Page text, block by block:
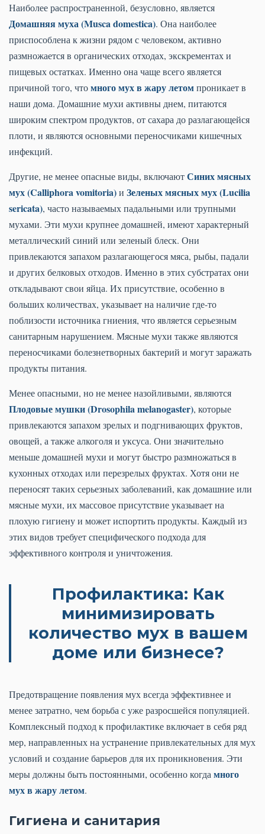
Наиболее распространенной, безусловно, является
Домашняя муха (Musca domestica). Она наиболее
приспособлена к жизни рядом с человеком, активно
размножается в органических отходах, экскрементах и
пищевых остатках. Именно она чаще всего является
причиной того, чтомного мух в жару летомпроникает в
наши дома. Домашние мухи активны днем, питаются
широким спектром продуктов, от сахара до разлагающейся
плоти, и являются основными переносчиками кишечных
инфекций.
Другие, не менее опасные виды, включаютСиних мясных
мух (Calliphora vomitoria)и Зеленых мясных мух (Lucilia
sericata), часто называемых падальными или трупными
мухами. Эти мухи крупнее домашней, имеют характерный
металлический синий или зеленый блеск. Они
привлекаются запахом разлагающегося мяса, рыбы, падали
и других белковых отходов. Именно в этих субстратах они
откладывают свои яйца. Их присутствие, особенно в
больших количествах, указывает на наличие где-то
поблизости источника гниения, что является серьезным
санитарным нарушением. Мясные мухи также являются
переносчиками болезнетворных бактерий и могут заражать
продукты питания.
Менее опасными, но не менее назойливыми, являются
Плодовые мушки (Drosophila melanogaster), которые
привлекаются запахом зрелых и подгнивающих фруктов,
овощей, а также алкоголя и уксуса. Они значительно
меньше домашней мухи и могут быстро размножаться в
кухонных отходах или перезрелых фруктах. Хотя они не
переносят таких серьезных заболеваний, как домашние или
мясные мухи, их массовое присутствие указывает на
плохую гигиену и может испортить продукты. Каждый из
этих видов требует специфического подхода для
эффективного контроля и уничтожения.
Профилактика: Как
минимизировать
количество мух в вашем
доме или бизнесе?
Предотвращение появления мух всегда эффективнее и
менее затратно, чем борьба с уже разросшейся популяцией.
Комплексный подход к профилактике включает в себя ряд
мер, направленных на устранение привлекательных для мух
условий и создание барьеров для их проникновения. Эти
меры должны быть постоянными, особенно когда много
мух в жару летом.
Гигиена и санитария